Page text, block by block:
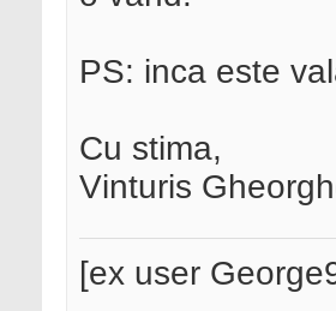
PS: inca este
Cu stima,
Vinturis
[ex user